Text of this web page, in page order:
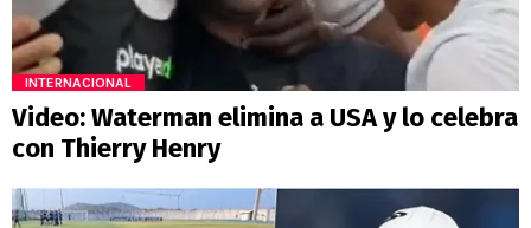
INTERNACIONAL
Video: Waterman elimina a USA y lo celebra
con Thierry Henry